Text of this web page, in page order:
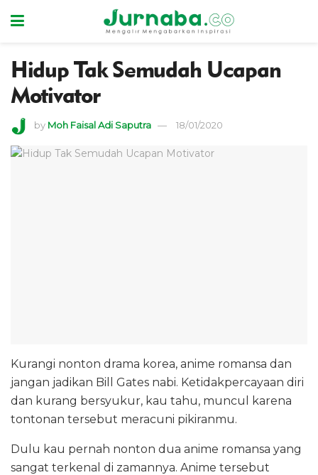
Hidup Tak Semudah Ucapan
Motivator
by Moh Faisal Adi Saputra 18/01/2020
Kurangi nonton drama korea, anime romansa dan
jangan jadikan Bill Gates nabi. Ketidakpercayaan diri
dan kurang bersyukur, kau tahu, muncul karena
tontonan tersebut meracuni pikiranmu.
Dulu kau pernah nonton dua anime romansa yang
sangat terkenal di zamannya. Anime tersebut